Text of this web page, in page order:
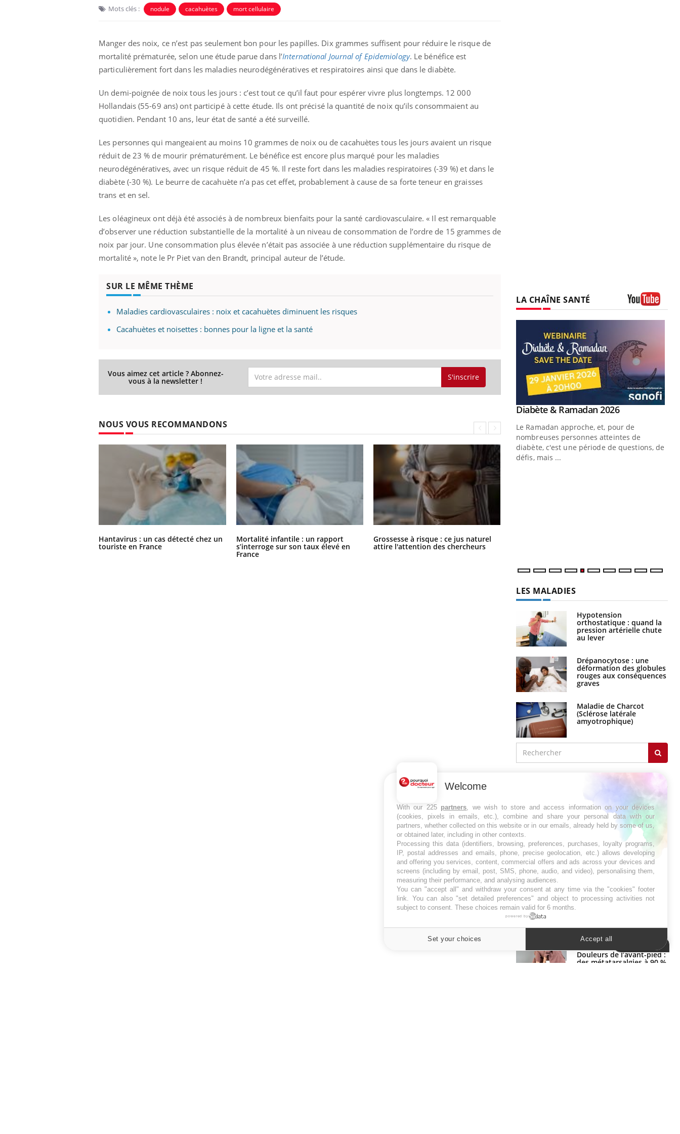
Mots clés : nodule cacahuètes mort cellulaire
Manger des noix, ce n’est pas seulement bon pour les papilles. Dix grammes suffisent pour réduire le risque de
mortalité prématurée, selon une étude parue dans l’International Journal of Epidemiology. Le bénéfice est
particulièrement fort dans les maladies neurodégénératives et respiratoires ainsi que dans le diabète.
Un demi-poignée de noix tous les jours : c’est tout ce qu’il faut pour espérer vivre plus longtemps. 12 000
Hollandais (55-69 ans) ont participé à cette étude. Ils ont précisé la quantité de noix qu’ils consommaient au
quotidien. Pendant 10 ans, leur état de santé a été surveillé.
Les personnes qui mangeaient au moins 10 grammes de noix ou de cacahuètes tous les jours avaient un risque
réduit de 23 % de mourir prématurément. Le bénéfice est encore plus marqué pour les maladies
neurodégénératives, avec un risque réduit de 45 %. Il reste fort dans les maladies respiratoires (-39 %) et dans le
diabète (-30 %). Le beurre de cacahuète n’a pas cet effet, probablement à cause de sa forte teneur en graisses
trans et en sel.
Les oléagineux ont déjà été associés à de nombreux bienfaits pour la santé cardiovasculaire. « Il est remarquable
d’observer une réduction substantielle de la mortalité à un niveau de consommation de l’ordre de 15 grammes de
noix par jour. Une consommation plus élevée n’était pas associée à une réduction supplémentaire du risque de
mortalité », note le Pr Piet van den Brandt, principal auteur de l’étude.
SUR LE MÊME THÈME
Maladies cardiovasculaires : noix et cacahuètes diminuent les risques
Cacahuètes et noisettes : bonnes pour la ligne et la santé
Vous aimez cet article ? Abonnez-
vous à la newsletter ! S'inscrire
NOUS VOUS RECOMMANDONS
Hantavirus : un cas détecté chez un
touriste en France
Mortalité infantile : un rapport
s’interroge sur son taux élevé en
France
Grossesse à risque : ce jus naturel
attire l'attention des chercheurs
LA CHAÎNE SANTÉ
osait en parler??Youtube
En 2026, l'insuline dans le diabète de type 2
reste entourée d'idées reçues chez les
patients comme parfois chez les soignants.
préparer pour l’été !
L'été arrive… et avec lui, un tout nouveau
rythme de vie ! Vacances, plage, piscine,
soleil, activités en plein air… Nos mains
sont ...
Youtube
Diabète & Ramadan 2026Youtube
Le Ramadan approche, et, pour de
nombreuses personnes atteintes de
diabète, c'est une période de questions, de
défis, mais ...
LES MALADIES
Hypotension
orthostatique : quand la
pression artérielle chute
au lever
Drépanocytose : une
déformation des globules
rouges aux conséquences
graves
Maladie de Charcot
(Sclérose latérale
amyotrophique)
SYMPTÔMES
Douleurs de l’avant-pied :
des métatarsalgies à 90 %
Welcome
With our 225 partners, we wish to store and access information on your devices
(cookies, pixels in emails, etc.), combine and share your personal data with our
partners, whether collected on this website or in our emails, already held by some of us,
or obtained later, including in other contexts.
Processing this data (identifiers, browsing, preferences, purchases, loyalty programs,
IP, postal addresses and emails, phone, precise geolocation, etc.) allows developing
and offering you services, content, commercial offers and ads across your devices and
screens (including by email, post, SMS, phone, audio, and video), personalising them,
measuring their performance, and analysing audiences.
You can "accept all" and withdraw your consent at any time via the "cookies" footer
link. You can also "set detailed preferences" and object to processing activities not
subject to consent. These choices remain valid for 6 months.
powered by
Set your choices Accept all